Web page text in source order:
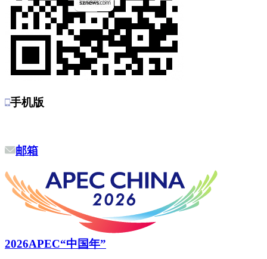
手机版
邮箱
2026APEC“中国年”